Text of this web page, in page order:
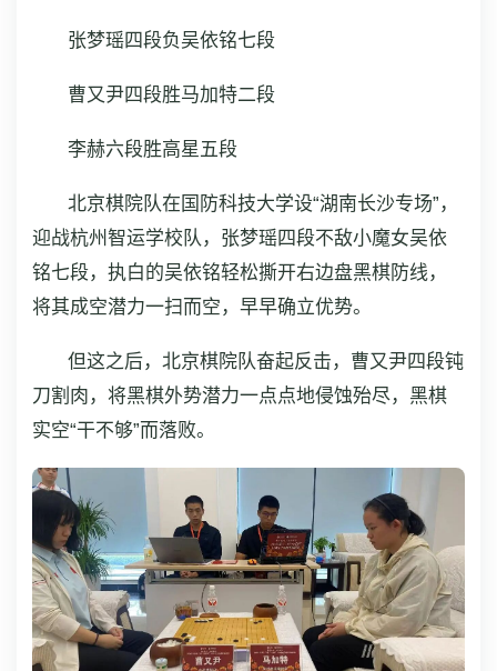
张梦瑶四段负吴依铭七段
曹又尹四段胜马加特二段
李赫六段胜高星五段
北京棋院队在国防科技大学设“湖南长沙专场”，
迎战杭州智运学校队，张梦瑶四段不敌小魔女吴依
铭七段，执白的吴依铭轻松撕开右边盘黑棋防线，
将其成空潜力一扫而空，早早确立优势。
但这之后，北京棋院队奋起反击，曹又尹四段钝
刀割肉，将黑棋外势潜力一点点地侵蚀殆尽，黑棋
实空“干不够”而落败。